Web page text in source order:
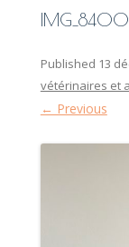
IMG_8400
Published 13
vétérinaires et
← Previous